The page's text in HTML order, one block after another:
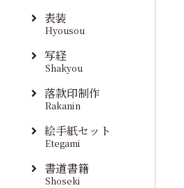
表装
Hyousou
写経
Shakyou
落款印制作
Rakanin
絵手紙セット
Etegami
書道書籍
Shoseki